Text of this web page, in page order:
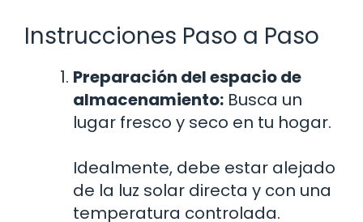
Instrucciones Paso a Paso
Preparación del espacio de
almacenamiento: Busca un
lugar fresco y seco en tu hogar.
Idealmente, debe estar alejado
de la luz solar directa y con una
temperatura controlada.